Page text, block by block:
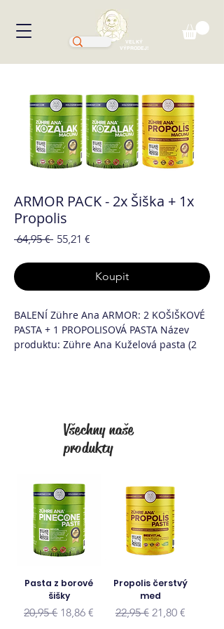
VELKÝ
VÝPRODEJ!
ARMOR PACK - 2x Šiška + 1x
Propolis
64,95 € Běžná
55,21 €
Koupit
BALENÍ Zühre Ana ARMOR: 2 KOŠIŠKOVÉ
PASTA + 1 PROPOLISOVÁ PASTA Název
produktu: Zühre Ana Kuželová pasta (2
Všechny naše
produkty
Pasta z borové
šišky
Běžná cena
20,95 € Zvýhodněná cena
18,86 €
Propolis čerstvý
med
Běžná cena
22,95 € Zvýhodněná
21,80 €